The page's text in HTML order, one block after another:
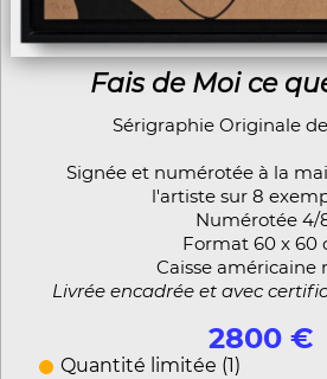
Fais de Moi ce
Sérigraphie Originale de
Signée et numérotée à la
l'artiste sur 8
Numérotée 4/
Format 60 x 60
Caisse américaine
Livrée encadrée et avec
2800 €
Quantité limitée (1)